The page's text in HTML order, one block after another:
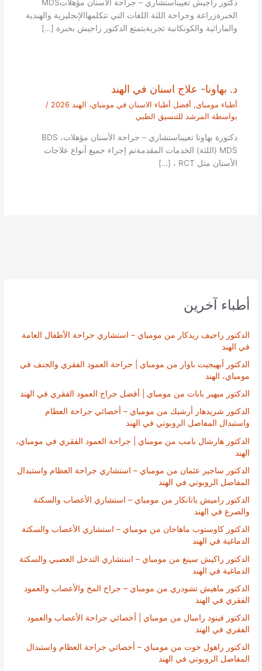
أطباء آخرين
الدكتور راجيف ريدكار من مومباي – استشاري جراحة الأطفال العامة
في الهند
الدكتور أبهيجيت باوار من مومباي | جراحة العمود الفقري والجنف في
مومباي، الهند
الدكتور ميهير بابات من مومباي | أفضل جراح العمود الفقري في الهند
الدكتور شريدهار أرشيك من مومباي – أخصائي جراحة العظام
واستبدال المفاصل الروبوتي في الهند
الدكتور هارشال بامب من مومباي | جراحة العمود الفقري في مومباي،
الهند
الدكتور ساجير عثمان من مومباي – استشاري جراحة العظام واستبدال
المفاصل الروبوتي في الهند
الدكتور راميش باتانكار من مومباي – استشاري الأعصاب والسكتة
والصرع في الهند
الدكتور كاوستوب ماهاجان من مومباي – استشاري الأعصاب والسكتة
الدماغية في الهند
الدكتور راكيش سينغ من مومباي – استشاري التدخل العصبي والسكتة
الدماغية في الهند
الدكتور ماهيش تشودري من مومباي – جراح المخ والأعصاب والعمود
الفقري في الهند
الدكتور فينود رامبال من مومباي | أخصائي جراحة الأعصاب والعمود
الفقري في الهند
الدكتور راهول خوت من مومباي – أخصائي جراحة العظام واستبدال
المفاصل الروبوتي في الهند
دكتور راجيش تعييناستشاري – جراحة الأسنان مؤهلاتMDS
الخبرةزراعة وجراحة اللثة اللغات التي تتكلمهاالإنجليزية والهندية
والماراثية والكونكانية تجربةيتمتع الدكتور راجيش بخبرة […]
د. بهاونا- علاج اسنان في الهند
أطباء مومباي, أفضل أطباء الاسنان في مومباي، الهند 2026
/
بواسطة المرشد للتنسيق الطبي
دكتورة بهاونا تعييناستشاري – جراحة الأسنان مؤهلاتBDS ،
MDS (اللثة) الخدمات المقدمةتم إجراء جميع أنواع علاجات
الأسنان مثل RCT ، […]